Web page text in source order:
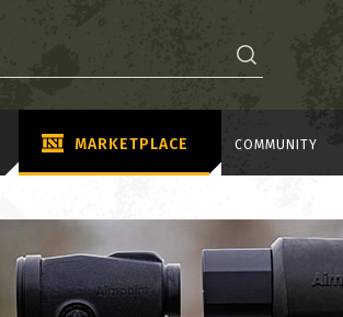
MARKETPLACE COMMUNITY